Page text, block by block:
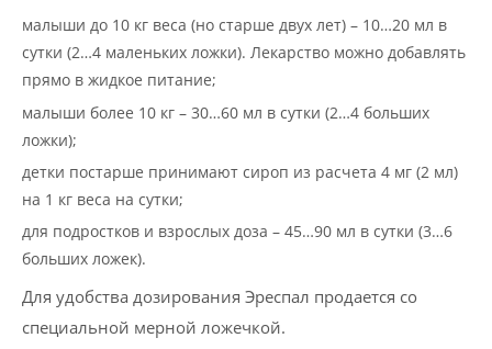
малыши до 10 кг веса (но старше двух лет) – 10…20 мл в
сутки (2…4 маленьких ложки). Лекарство можно добавлять
прямо в жидкое питание;
малыши более 10 кг – 30…60 мл в сутки (2…4 больших
ложки);
детки постарше принимают сироп из расчета 4 мг (2 мл)
на 1 кг веса на сутки;
для подростков и взрослых доза – 45…90 мл в сутки (3…6
больших ложек).
Для удобства дозирования Эреспал продается со
специальной мерной ложечкой.